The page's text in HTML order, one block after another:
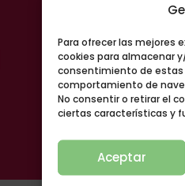
Para ofrecer las mejores
cookies para almacenar
consentimiento de
comportamiento de
No consentir o retirar el
ciertas características y
Aceptar